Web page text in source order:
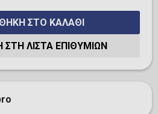
ΣΤΟ ΚΑΛΆΘΙ
ΛΊΣΤΑ ΕΠΙΘΥΜΙΏΝ